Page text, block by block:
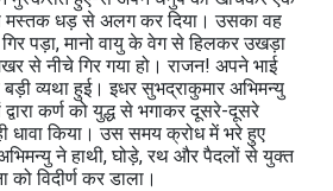
मस्‍तक धड़ से अलग कर दिया। उसका वह
पड़ा, मानो वायु के वेग से हिलकर उखड़ा
से नीचे गिर गया हो। राजन! अपने भाई
बड़ी व्‍यथा हुई। इधर सुभद्राकुमार अभिमन्‍यु
कर्ण को युद्ध से भगाकर दूसरे-दूसरे
धावा किया। उस समय क्रोध में भरे हुए
ने हाथी, घोड़े, रथ और पैदलों से युक्‍त
विदीर्ण कर डाला।